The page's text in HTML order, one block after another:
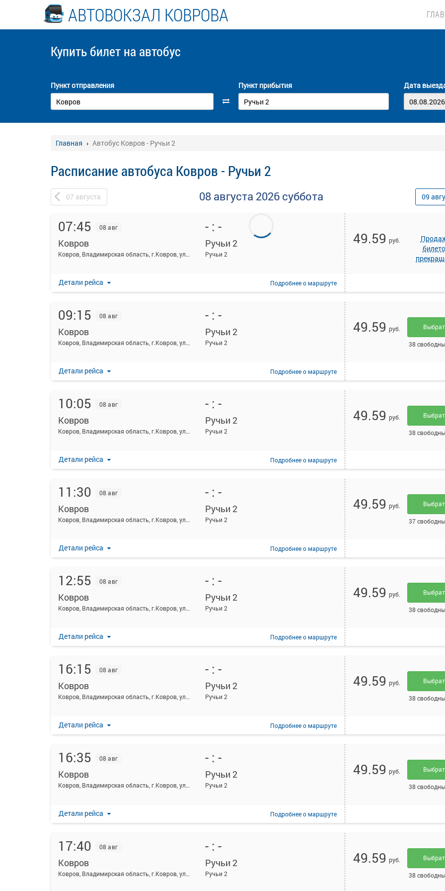
АВТОВОКЗАЛ КОВРОВА
Купить билет на автобус
Пункт отправления Пункт прибытия Дата
Главная Автобус Ковров - Ручьи 2
Расписание автобуса Ковров - Ручьи 2
07 августа 08 августа 2026 суббота 09
07:45 08 авг
Ковров
Ковров, Владимирская область, г.Ковров, ул.Октябрьская, д.10
- : -
Ручьи 2
Ручьи 2
Детали рейса Подробнеео маршруте
49.59 руб.
09:15 08 авг
Ковров
Ковров, Владимирская область, г.Ковров, ул.Октябрьская, д.10
- : -
Ручьи 2
Ручьи 2
Детали рейса Подробнеео маршруте
49.59 руб.
38
10:05 08 авг
Ковров
Ковров, Владимирская область, г.Ковров, ул.Октябрьская, д.10
- : -
Ручьи 2
Ручьи 2
Детали рейса Подробнеео маршруте
49.59 руб.
38
11:30 08 авг
Ковров
Ковров, Владимирская область, г.Ковров, ул.Октябрьская, д.10
- : -
Ручьи 2
Ручьи 2
Детали рейса Подробнеео маршруте
49.59 руб.
37
12:55 08 авг
Ковров
Ковров, Владимирская область, г.Ковров, ул.Октябрьская, д.10
- : -
Ручьи 2
Ручьи 2
Детали рейса Подробнеео маршруте
49.59 руб.
38
16:15 08 авг
Ковров
Ковров, Владимирская область, г.Ковров, ул.Октябрьская, д.10
- : -
Ручьи 2
Ручьи 2
Детали рейса Подробнеео маршруте
49.59 руб.
38
16:35 08 авг
Ковров
Ковров, Владимирская область, г.Ковров, ул.Октябрьская, д.10
- : -
Ручьи 2
Ручьи 2
Детали рейса Подробнеео маршруте
49.59 руб.
38
17:40 08 авг
Ковров
Ковров, Владимирская область, г.Ковров, ул.Октябрьская, д.10
- : -
Ручьи 2
Ручьи 2
49.59 руб.
38